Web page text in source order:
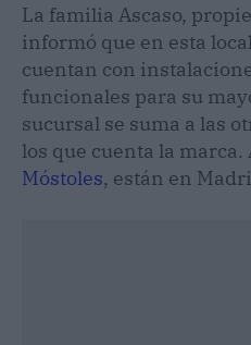
La familia Ascaso,
informó que en esta
cuentan con
funcionales para su
sucursal se suma a las
los que cuenta la marca.
Móstoles, están en